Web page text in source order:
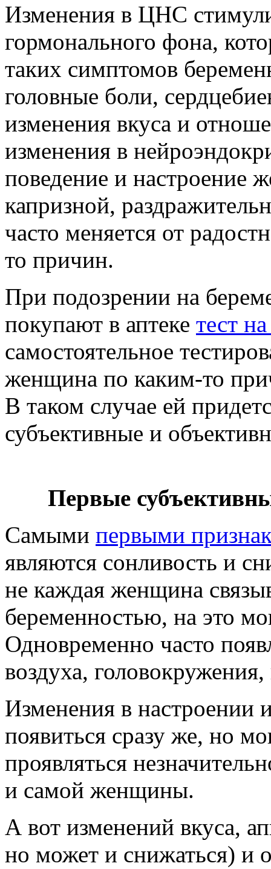
Изменения в ЦНС
гормонального фона,
таких симптомов
головные боли,
изменения вкуса и
изменения в
поведение и настроение
капризной,
часто меняется от
то причин.
При подозрении на
покупают в аптеке тест
самостоятельное
женщина по каким-то
В таком случае ей
субъективные и
Первые
Самыми первыми
являются сонливость и
не каждая женщина
беременностью, на это
Одновременно часто
воздуха,
Изменения в настроении
появиться сразу же, но
проявляться
и самой женщины.
А вот изменений вкуса,
но может и снижаться) и